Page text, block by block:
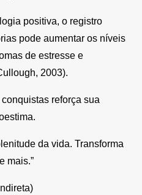
positiva, o registro
pode aumentar os níveis
de estresse e
2003).
reforça sua
da vida. Transforma
mais.”